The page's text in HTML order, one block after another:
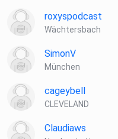
roxyspodcast
Wächtersbach
SimonV
München
cageybell
CLEVELAND
Claudiaws